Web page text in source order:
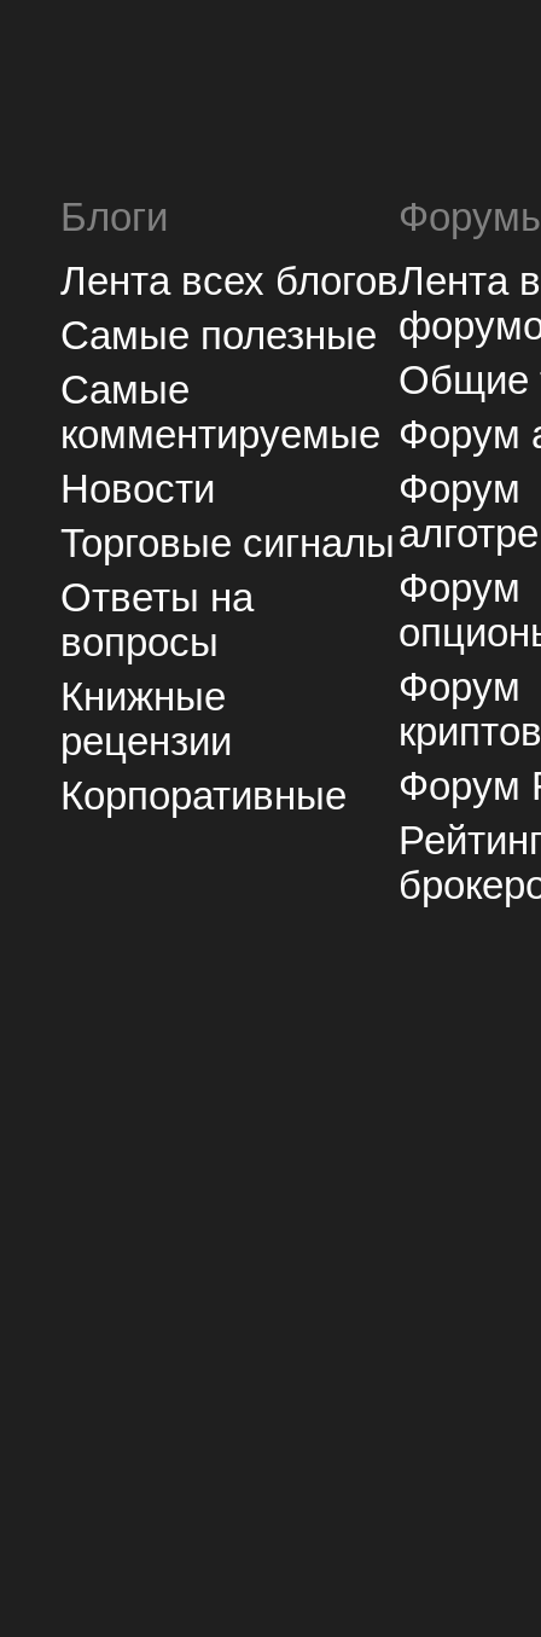
Блоги
Лента всех блогов
Самые полезные
Самые
комментируемые
Новости
Торговые сигналы
Ответы на
вопросы
Книжные
рецензии
Корпоративные
Лента
Общие
Форум
Форум
Форум
Форум
Форум